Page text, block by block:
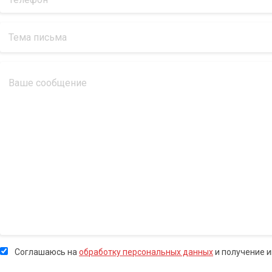
Соглашаюсь наобработку персональных данныхи получение